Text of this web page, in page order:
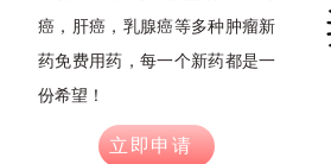
癌，肝癌，乳腺癌等多种肿瘤新
药免费用药，每一个新药都是一
份希望！
立即申请